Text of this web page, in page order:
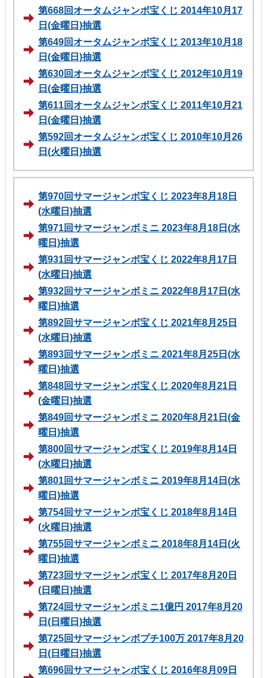
第668回オータムジャンボ宝くじ 2014年10月17
日(金曜日)抽選
第649回オータムジャンボ宝くじ 2013年10月18
日(金曜日)抽選
第630回オータムジャンボ宝くじ 2012年10月19
日(金曜日)抽選
第611回オータムジャンボ宝くじ 2011年10月21
日(金曜日)抽選
第592回オータムジャンボ宝くじ 2010年10月26
日(火曜日)抽選
第970回サマージャンボ宝くじ 2023年8月18日
(水曜日)抽選
第971回サマージャンボミニ 2023年8月18日(水
曜日)抽選
第931回サマージャンボ宝くじ 2022年8月17日
(水曜日)抽選
第932回サマージャンボミニ 2022年8月17日(水
曜日)抽選
第892回サマージャンボ宝くじ 2021年8月25日
(水曜日)抽選
第893回サマージャンボミニ 2021年8月25日(水
曜日)抽選
第848回サマージャンボ宝くじ 2020年8月21日
(金曜日)抽選
第849回サマージャンボミニ 2020年8月21日(金
曜日)抽選
第800回サマージャンボ宝くじ 2019年8月14日
(水曜日)抽選
第801回サマージャンボミニ 2019年8月14日(水
曜日)抽選
第754回サマージャンボ宝くじ 2018年8月14日
(火曜日)抽選
第755回サマージャンボミニ 2018年8月14日(火
曜日)抽選
第723回サマージャンボ宝くじ 2017年8月20日
(日曜日)抽選
第724回サマージャンボミニ1億円 2017年8月20
日(日曜日)抽選
第725回サマージャンボプチ100万 2017年8月20
日(日曜日)抽選
第696回サマージャンボ宝くじ 2016年8月09日